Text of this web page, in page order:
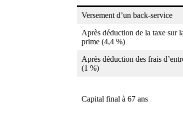
Versement d’un back-service
Après déduction de la taxe sur
prime (4,4 %)
Après déduction des frais
(1 %)
Capital final à 67 ans